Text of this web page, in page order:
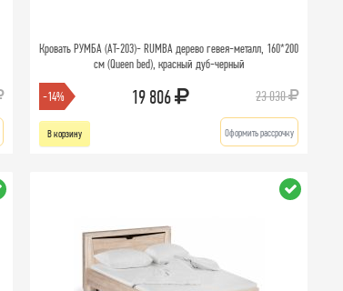
Кровать РУМБА (AT-203)- RUMBA дерево гевея-металл, 160*200
см (Queen bed), красный дуб-черный
-14% 19 806 23 030
В корзину Оформить рассрочку